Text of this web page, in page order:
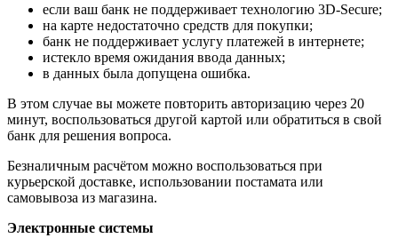
если ваш банк не поддерживает технологию 3D-Secure;
на карте недостаточно средств для покупки;
банк не поддерживает услугу платежей в интернете;
истекло время ожидания ввода данных;
в данных была допущена ошибка.
В этом случае вы можете повторить авторизацию через 20
минут, воспользоваться другой картой или обратиться в свой
банк для решения вопроса.
Безналичным расчётом можно воспользоваться при
курьерской доставке, использовании постамата или
самовывоза из магазина.
Электронные системы